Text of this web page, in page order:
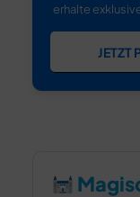
erhalte
JETZT